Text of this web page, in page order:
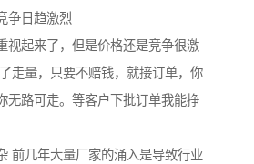
争日趋激烈
视起来了，但是价格还是竞争很激
走量，只要不赔钱，就接订单，你
无路可走。等客户下批订单我能挣
.前几年大量厂家的涌入是导致行业